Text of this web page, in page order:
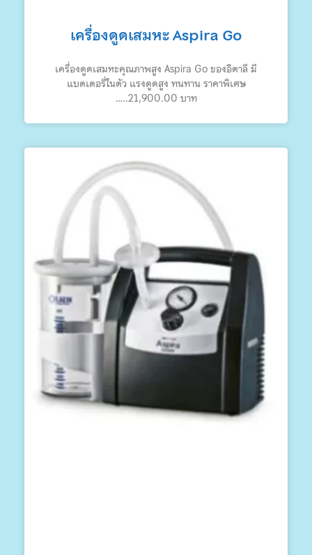
เครื่องดูดเสมหะ Aspira Go
เครื่องดูดเสมหะคุณภาพสูง Aspira Go ของอิตาลี มี
แบตเตอรี่ในตัว แรงดูดสูง ทนทาน ราคาพิเศษ
…..21,900.00 บาท